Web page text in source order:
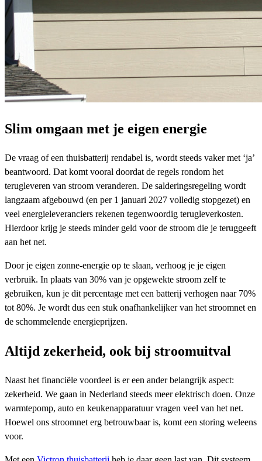
Slim omgaan met je eigen energie
De vraag of een thuisbatterij rendabel is, wordt steeds vaker met ‘ja’
beantwoord. Dat komt vooral doordat de regels rondom het
terugleveren van stroom veranderen. De salderingsregeling wordt
langzaam afgebouwd (en per 1 januari 2027 volledig stopgezet) en
veel energieleveranciers rekenen tegenwoordig terugleverkosten.
Hierdoor krijg je steeds minder geld voor de stroom die je teruggeeft
aan het net.
Door je eigen zonne-energie op te slaan, verhoog je je eigen
verbruik. In plaats van 30% van je opgewekte stroom zelf te
gebruiken, kun je dit percentage met een batterij verhogen naar 70%
tot 80%. Je wordt dus een stuk onafhankelijker van het stroomnet en
de schommelende energieprijzen.
Altijd zekerheid, ook bij stroomuitval
Naast het financiële voordeel is er een ander belangrijk aspect:
zekerheid. We gaan in Nederland steeds meer elektrisch doen. Onze
warmtepomp, auto en keukenapparatuur vragen veel van het net.
Hoewel ons stroomnet erg betrouwbaar is, komt een storing weleens
voor.